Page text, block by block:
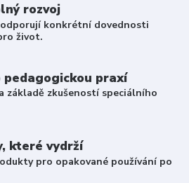
rozvoj
konkrétní dovednosti
život.
pedagogickou praxí
základě zkušeností speciálního
které vydrží
pro opakované používání po